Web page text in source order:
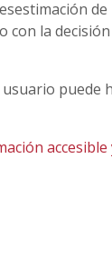
con la
puede
accesible